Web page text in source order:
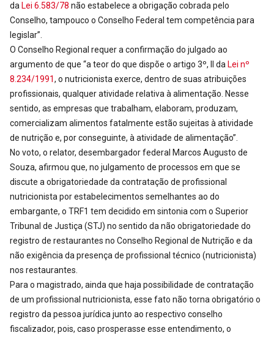
da Lei 6.583/78 não estabelece a obrigação cobrada pelo
Conselho, tampouco o Conselho Federal tem competência para
legislar”.
O Conselho Regional requer a confirmação do julgado ao
argumento de que “a teor do que dispõe o artigo 3º, II da Lei nº
8.234/1991, o nutricionista exerce, dentro de suas atribuições
profissionais, qualquer atividade relativa à alimentação. Nesse
sentido, as empresas que trabalham, elaboram, produzam,
comercializam alimentos fatalmente estão sujeitas à atividade
de nutrição e, por conseguinte, à atividade de alimentação”.
No voto, o relator, desembargador federal Marcos Augusto de
Souza, afirmou que, no julgamento de processos em que se
discute a obrigatoriedade da contratação de profissional
nutricionista por estabelecimentos semelhantes ao do
embargante, o TRF1 tem decidido em sintonia com o Superior
Tribunal de Justiça (STJ) no sentido da não obrigatoriedade do
registro de restaurantes no Conselho Regional de Nutrição e da
não exigência da presença de profissional técnico (nutricionista)
nos restaurantes.
Para o magistrado, ainda que haja possibilidade de contratação
de um profissional nutricionista, esse fato não torna obrigatório o
registro da pessoa jurídica junto ao respectivo conselho
fiscalizador, pois, caso prosperasse esse entendimento, o